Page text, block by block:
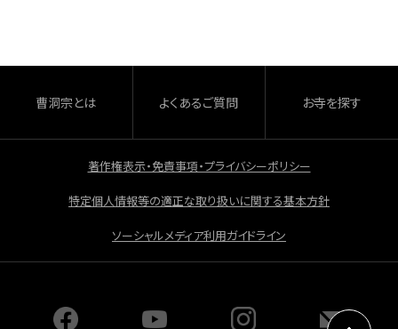
o
o
k
曹洞宗とは よくあるご質問 お寺を探す
著作権表示・免責事項・プライバシーポリシー
特定個人情報等の適正な取り扱いに関する基本方針
ソーシャルメディア利用ガイドライン